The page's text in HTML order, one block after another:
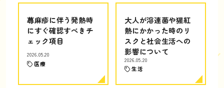
蕁麻疹に伴う発熱時
にすぐ確認すべきチ
ェック項目
2026.05.20
医療
大人が溶連菌や猩紅
熱にかかった時のリ
スクと社会生活への
影響について
2026.05.20
生活